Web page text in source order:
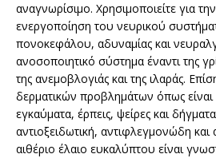
αναγνωρίσιμο. Χρησιμοποιείτε για
ενεργοποίηση του νευρικού
πονοκεφάλου, αδυναμίας και
ανοσοποιητικό σύστημα έναντι της
της ανεμοβλογιάς και της ιλαράς.
δερματικών προβλημάτων όπως είναι
εγκαύματα, έρπεις, ψείρες και
αντιοξειδωτική, αντιφλεγμονώδη και
αιθέριο έλαιο ευκαλύπτου είναι